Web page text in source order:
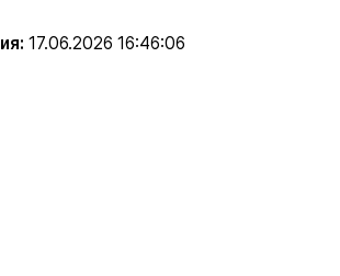
17.06.2026 16:46:06